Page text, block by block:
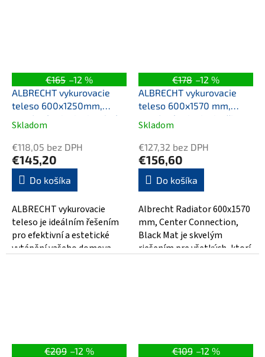
€165 –12 %
ALBRECHT vykurovacie
teleso 600x1250mm,
stredové pripojenie, chróm
Priemerné
hodnotenie
produktu
je
5,0
z
5
hviezdičiek.
Skladom
€118,05 bez DPH
€145,20
Do košíka
ALBRECHT vykurovacie
teleso je ideálním řešením
pro efektivní a estetické
vytápění vašeho domova.
€178 –12 %
ALBRECHT vykurovacie
teleso 600x1570 mm,
stredové pripojenie, čierna
matná
Priemerné
hodnotenie
produktu
je
5,0
z
5
hviezdičiek.
Skladom
€127,32 bez DPH
€156,60
Do košíka
Albrecht Radiator 600x1570
mm, Center Connection,
Black Mat je skvelým
riešením pre všetkých, ktorí
€209 –12 %
€109 –12 %